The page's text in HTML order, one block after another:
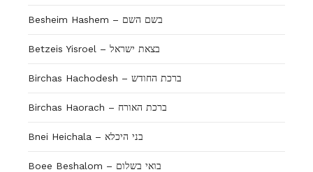
Besheim Hashem – בשם השם
Betzeis Yisroel – בצאת ישראל
Birchas Hachodesh – ברכת החודש
Birchas Haorach – ברכת האורח
Bnei Heichala – בני היכלא
Boee Beshalom – בואי בשלום